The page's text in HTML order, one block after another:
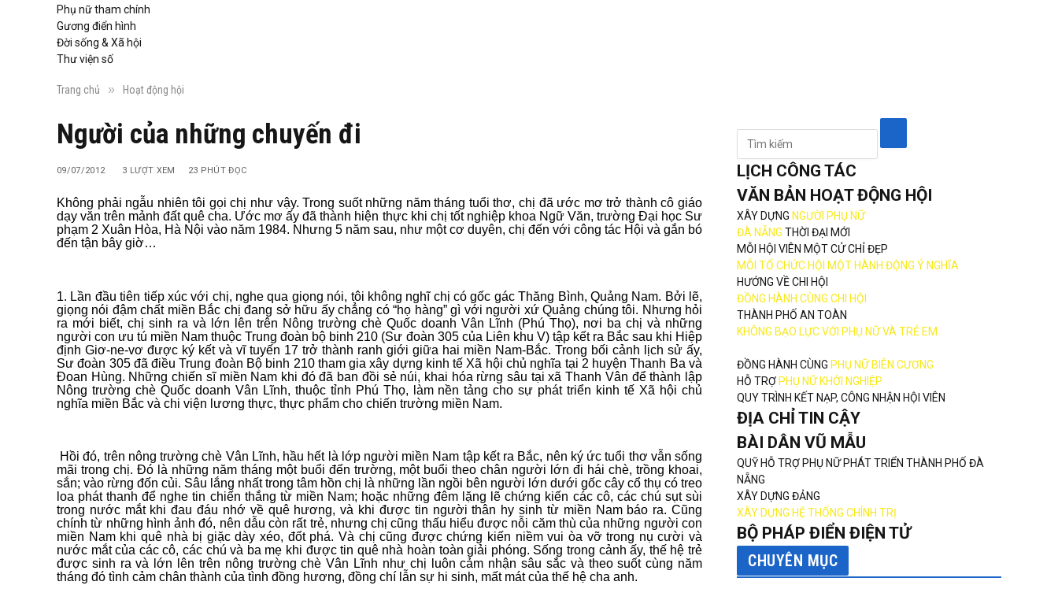
Phụ nữ tham chính
Gương điển hình
Đời sống & Xã hội
Thư viện số
Trang chủ » Hoạt động hội
Người của những chuyến đi
09/07/2012 3 LƯỢT XEM 23 PHÚT ĐỌC
Không phải ngẫu nhiên tôi gọi chị như vậy. Trong suốt những năm tháng tuổi thơ, chị đã ước mơ trở thành cô giáo
dạy văn trên mảnh đất quê cha. Ước mơ ấy đã thành hiện thực khi chị tốt nghiệp khoa Ngữ Văn, trường Đại học Sư
phạm 2 Xuân Hòa, Hà Nội vào năm 1984. Nhưng 5 năm sau, như một cơ duyên, chị đến với công tác Hội và gắn bó
đến tận bây giờ…
1. Lần đầu tiên tiếp xúc với chị, nghe qua giọng nói, tôi không nghĩ chị có gốc gác Thăng Bình, Quảng Nam. Bởi lẽ,
giọng nói đậm chất miền Bắc chị đang sở hữu ấy chẳng có “họ hàng” gì với người xứ Quảng chúng tôi. Nhưng hỏi
ra mới biết, chị sinh ra và lớn lên trên Nông trường chè Quốc doanh Vân Lĩnh (Phú Thọ), nơi ba chị và những
người con ưu tú miền Nam thuộc Trung đoàn bộ binh 210 (Sư đoàn 305 của Liên khu V) tập kết ra Bắc sau khi Hiệp
định Giơ-ne-vơ được ký kết và vĩ tuyến 17 trở thành ranh giới giữa hai miền Nam-Bắc. Trong bối cảnh lịch sử ấy,
Sư đoàn 305 đã điều Trung đoàn Bộ binh 210 tham gia xây dựng kinh tế Xã hội chủ nghĩa tại 2 huyện Thanh Ba và
Đoan Hùng. Những chiến sĩ miền Nam khi đó đã ban đồi sẻ núi, khai hóa rừng sâu tại xã Thanh Vân để thành lập
Nông trường chè Quốc doanh Vân Lĩnh, thuộc tỉnh Phú Thọ, làm nền tảng cho sự phát triển kinh tế Xã hội chủ
nghĩa miền Bắc và chi viện lương thực, thực phẩm cho chiến trường miền Nam.
Hồi đó, trên nông trường chè Vân Lĩnh, hầu hết là lớp người miền Nam tập kết ra Bắc, nên ký ức tuổi thơ vẫn sống
mãi trong chị. Đó là những năm tháng một buổi đến trường, một buổi theo chân người lớn đi hái chè, trồng khoai,
sắn; vào rừng đốn củi. Sâu lắng nhất trong tâm hồn chị là những lần ngồi bên người lớn dưới gốc cây cổ thụ có treo
loa phát thanh để nghe tin chiến thắng từ miền Nam; hoặc những đêm lặng lẽ chứng kiến các cô, các chú sụt sùi
trong nước mắt khi đau đáu nhớ về quê hương, và khi được tin người thân hy sinh từ miền Nam báo ra. Cũng
chính từ những hình ảnh đó, nên dẫu còn rất trẻ, nhưng chị cũng thấu hiểu được nỗi căm thù của những người con
miền Nam khi quê nhà bị giặc dày xéo, đốt phá. Và chị cũng được chứng kiến niềm vui òa vỡ trong nụ cười và
nước mắt của các cô, các chú và ba mẹ khi được tin quê nhà hoàn toàn giải phóng. Sống trong cảnh ấy, thế hệ trẻ
được sinh ra và lớn lên trên nông trường chè Vân Lĩnh như chị luôn cảm nhận sâu sắc và theo suốt cùng năm
tháng đó tình cảm chân thành của tình đồng hương, đồng chí lẫn sự hi sinh, mất mát của thế hệ cha anh.
LỊCH CÔNG TÁC
VĂN BẢN HOẠT ĐỘNG HỘI
XÂY DỰNG NGƯỜI PHỤ NỮ
ĐÀ NẴNG THỜI ĐẠI MỚI
MỖI HỘI VIÊN MỘT CỬ CHỈ ĐẸP
MỖI TỔ CHỨC HỘI MỘT HÀNH ĐỘNG Ý NGHĨA
HƯỚNG VỀ CHI HỘI
ĐỒNG HÀNH CÙNG CHI HỘI
THÀNH PHỐ AN TOÀN
KHÔNG BẠO LỰC VỚI PHỤ NỮ VÀ TRẺ EM
ĐỒNG HÀNH CÙNG PHỤ NỮ BIÊN CƯƠNG
HỖ TRỢ PHỤ NỮ KHỞI NGHIỆP
QUY TRÌNH KẾT NẠP, CÔNG NHẬN HỘI VIÊN
ĐỊA CHỈ TIN CẬY
BÀI DÂN VŨ MẪU
QUỸ HỖ TRỢ PHỤ NỮ PHÁT TRIỂN THÀNH PHỐ ĐÀ
NẴNG
XÂY DỰNG ĐẢNG
XÂY DỰNG HỆ THỐNG CHÍNH TRỊ
BỘ PHÁP ĐIỂN ĐIỆN TỬ
CHUYÊN MỤC